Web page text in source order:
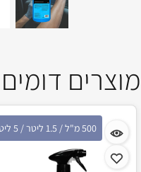
מוצרים דומים
500 מ"ל / 1.5 ליטר / 5 ליטר